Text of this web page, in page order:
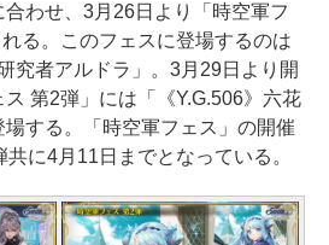
わせ、3月26日より「時空軍フ
る。このフェスに登場するのは
究者アルドラ」。3月29日より開
第2弾」には「《Y.G.506》六花
する。「時空軍フェス」の開催
に4月11日までとなっている。